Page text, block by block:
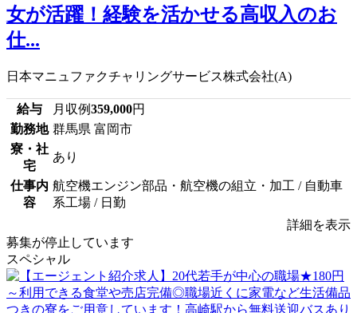
女が活躍！経験を活かせる高収入のお
仕...
日本マニュファクチャリングサービス株式会社(A)
給与 月収例359,000円
勤務地 群馬県 富岡市
寮・社
宅
あり
仕事内
容
航空機エンジン部品・航空機の組立・加工 / 自動車
系工場 / 日勤
詳細を表示
募集が停止しています
スペシャル